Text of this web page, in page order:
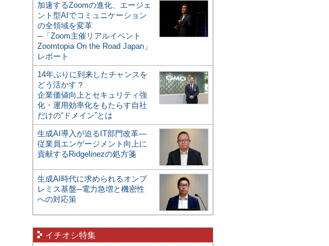
加速するZoomの進化、エージェ
ント型AIでコミュニケーション
の全領域を変革
─「Zoom主催リアルイベント
Zoomtopia On the Road Japan」
レポート
14年ぶりに到来したチャンスを
どう活かす？
企業価値向上とセキュリティ強
化・運用効率化をもたらす自社
だけの“ドメイン”とは
生成AI導入が迫るIT部門改革―
従業員エンゲージメント向上に
貢献するRidgelinezの処方箋
生成AI時代に求められるオンプ
レミス基盤─電力急増と機密性
への対応策
イチオシ特集